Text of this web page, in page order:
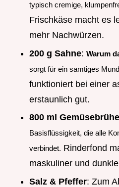
typisch cremige,
Frischkäse macht es
mehr Nachwürzen.
200 g Sahne: Warum
sorgt für ein samtiges
funktioniert bei einer
erstaunlich gut.
800 ml Gemüsebrühe
Basisflüssigkeit, die alle
verbindet. Rinderfond
maskuliner und
Salz & Pfeffer: Zum